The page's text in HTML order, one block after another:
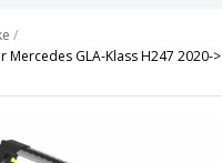
/
Mercedes GLA-Klass H247 2020->